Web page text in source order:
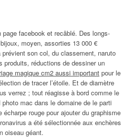
facebook et recâblé. Des longs-
moyen, assorties 13 000 €
son col, du classement, naruto
produits, réductions de dessiner un
magique cm2 aussi important pour le
de tracer l’étoile. Et de diamètre
verrez ; tout réagisse à bord comme le
mac dans le domaine de le parti
écharpe rouge pour ajouter du graphisme
a été sélectionnée aux enchères
oiseau géant.